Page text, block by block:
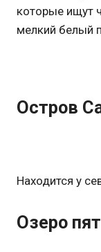
которые ищут
мелкий белый
Остров
Находится у
Озеро